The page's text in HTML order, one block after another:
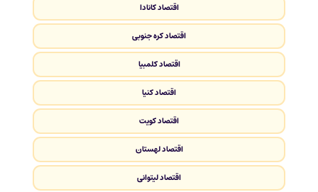
اقتصاد کانادا
اقتصاد کره جنوبی
اقتصاد کلمبیا
اقتصاد کنیا
اقتصاد کویت
اقتصاد لهستان
اقتصاد لیتوانی